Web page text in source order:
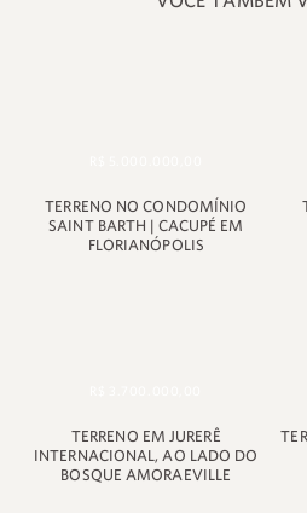
TERRENO NO CONDOMÍNIO
SAINT BARTH | CACUPÉ EM
FLORIANÓPOLIS
TERRENO EM JURERÊ
INTERNACIONAL, AO LADO DO
BOSQUE AMORAEVILLE